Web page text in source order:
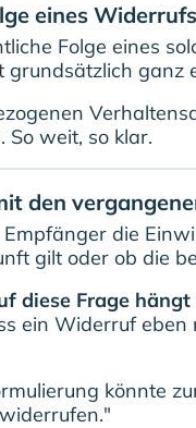
eines Widerrufs
Folge eines
grundsätzlich ganz
weit, so klar.
den
die
gilt oder ob die
diese Frage
ein Widerruf
könnte